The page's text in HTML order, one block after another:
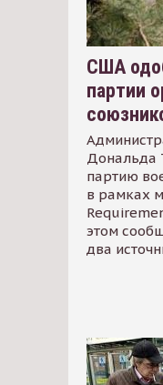
США
партии
Дональда
партию
в рамках
этом
два